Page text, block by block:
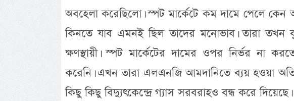
অবহেলা করেছিলো। স্পট মার্কেটে কম দামে পেলে কেন
কিনতে যাব এমনই ছিল তাদের মনোভাব। তারা তখন
ক্ষণস্থায়ী। স্পট মার্কেটের দামের ওপর নির্ভর না
করেনি। এখন তারা এলএনজি আমদানিতে ব্যয় হওয়া
কিছু কিছু বিদ্যুৎকেন্দ্রে গ্যাস সরবরাহও বন্ধ করে দিয়েছে।